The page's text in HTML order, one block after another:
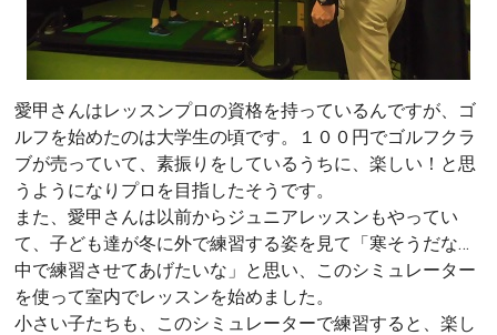
愛甲さんはレッスンプロの資格を持っているんですが、ゴ
ルフを始めたのは大学生の頃です。１００円でゴルフクラ
ブが売っていて、素振りをしているうちに、楽しい！と思
うようになりプロを目指したそうです。
また、愛甲さんは以前からジュニアレッスンもやってい
て、子ども達が冬に外で練習する姿を見て「寒そうだな…
中で練習させてあげたいな」と思い、このシミュレーター
を使って室内でレッスンを始めました。
小さい子たちも、このシミュレーターで練習すると、楽し